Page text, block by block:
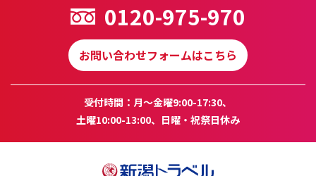
0120-975-970
お問い合わせフォームはこちら
受付時間：月～金曜9:00-17:30、
土曜10:00-13:00、日曜・祝祭日休み